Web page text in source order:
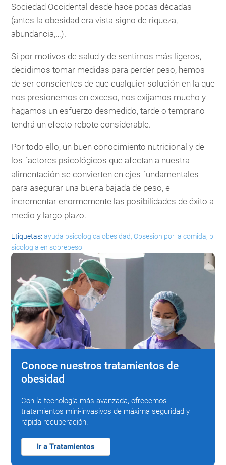
Sociedad Occidental desde hace pocas décadas
(antes la obesidad era vista signo de riqueza,
abundancia,…).
Si por motivos de salud y de sentirnos más ligeros,
decidimos tomar medidas para perder peso, hemos
de ser conscientes de que cualquier solución en la que
nos presionemos en exceso, nos exijamos mucho y
hagamos un esfuerzo desmedido, tarde o temprano
tendrá un efecto rebote considerable.
Por todo ello, un buen conocimiento nutricional y de
los factores psicológicos que afectan a nuestra
alimentación se convierten en ejes fundamentales
para asegurar una buena bajada de peso, e
incrementar enormemente las posibilidades de éxito a
medio y largo plazo.
Etiquetas: ayuda psicologica obesidad Obsesion por la comida p
sicologia en sobrepeso
Conoce nuestros tratamientos de
obesidad
Con la tecnología más avanzada, ofrecemos
tratamientos mini-invasivos de máxima seguridad y
rápida recuperación.
Ir a Tratamientos